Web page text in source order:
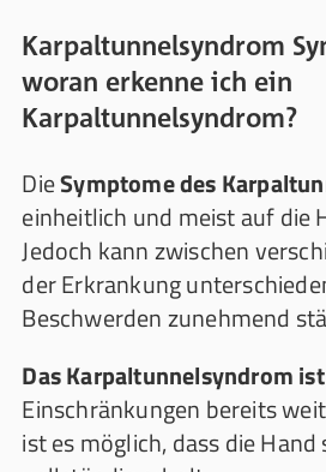
Karpaltunnelsyndrom
woran erkenne ich ein
Karpaltunnelsyndrom?
DieSymptome des
einheitlich und meist auf die
Jedoch kann zwischen
der Erkrankung
Beschwerden zunehmend
Das Karpaltunnelsyndrom
Einschränkungen bereits
ist es möglich, dass die Hand